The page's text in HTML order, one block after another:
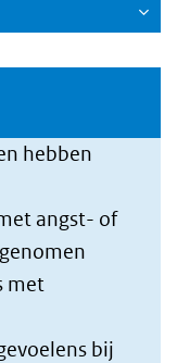
hebben
angst- of
met
bij